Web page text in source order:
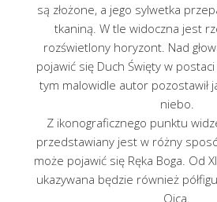
są złożone, a jego sylwetka
tkaniną. W tle widoczna jest
rozświetlony horyzont. Nad
pojawić się Duch Święty w postaci
tym malowidle autor pozostawił
niebo.
Z ikonograficznego punktu
przedstawiany jest w różny
może pojawić się Ręka Boga. Od
ukazywana będzie również
Ojca.